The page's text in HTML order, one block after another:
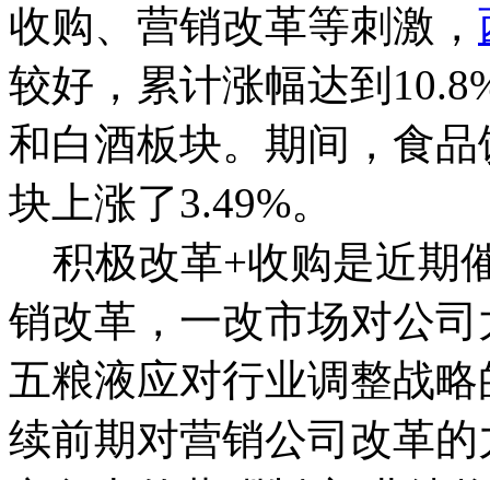
收购、营销改革等刺激，
较好，累计涨幅达到
和白酒板块。期间，食
块上涨了3.49%。
积极改革+收购是近期
销改革，一改市场对公
五粮液应对行业调整战
续前期对营销公司改革